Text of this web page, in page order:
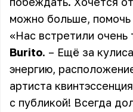
можно больше,
«Нас встретили очень
Burito. – Ещё за
энергию,
артиста
с публикой! Всегда